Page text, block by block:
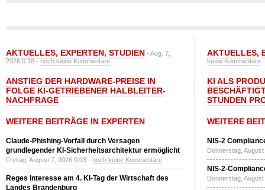
AKTUELLES, EXPERTEN, STUDIEN - Aug. 7,
2026 0:18 -noch keine Kommentare
ANSTIEG DER HARDWARE-PREISE IN
FOLGE KI-GETRIEBENER HALBLEITER-
NACHFRAGE
WEITERE BEITRÄGE IN EXPERTEN
Claude-Phishing-Vorfall durch Versagen
grundlegender KI-Sicherheitsarchitektur ermöglicht
Freitag, August 7, 2026 0:03 - noch keine Kommentare
Reges Interesse am 4. KI-Tag der Wirtschaft des
Landes Brandenburg
AKTUELLES,
keine Kommentare
KI ALS
STUNDEN
WEITERE
NIS-2
Donnerstag,
NIS-2-
Donnerstag,